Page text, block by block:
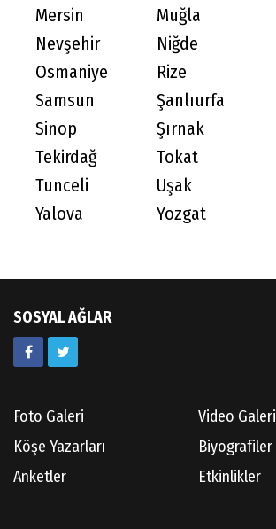
Mersin
Muğla
Nevşehir
Niğde
Osmaniye
Rize
Samsun
Şanlıurfa
Sinop
Şırnak
Tekirdağ
Tokat
Tunceli
Uşak
Yalova
Yozgat
SOSYAL AĞLAR
Foto Galeri
Video Galeri
Köşe Yazarları
Biyografiler
Anketler
Etkinlikler